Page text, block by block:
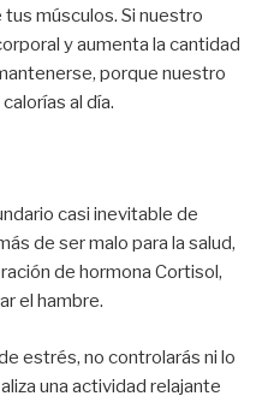
músculos. Si nuestro
y aumenta la cantidad
porque nuestro
al día.
casi inevitable de
de ser malo para la salud,
de hormona Cortisol,
el hambre.
estrés, no controlarás ni lo
una actividad relajante